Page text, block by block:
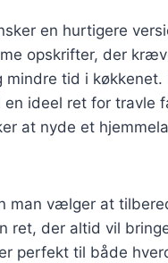
en hurtigere
opskrifter, der
mindre tid i køkkenet.
en ideel ret for travle
at nyde et
man vælger at
ret, der altid vil
perfekt til både